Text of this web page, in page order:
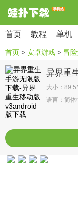
首页 教程 单机
首页 > 安卓游戏 > 冒
异界重
大小：
语言：简